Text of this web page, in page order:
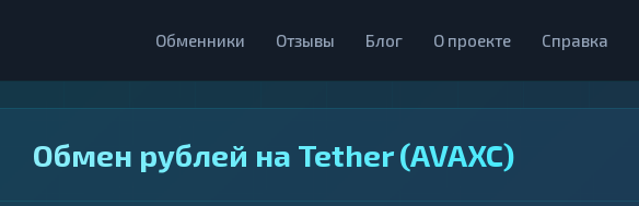
Обменники Отзывы Блог О проекте Справка
Обмен рублей на Tether (AVAXC)